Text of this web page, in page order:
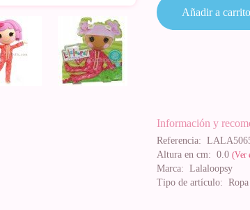
Añadir a carrito
Información y
Referencia:
Altura en cm: 0.0 (Ver
Marca: Lalaloopsy
Tipo de artículo: Ropa